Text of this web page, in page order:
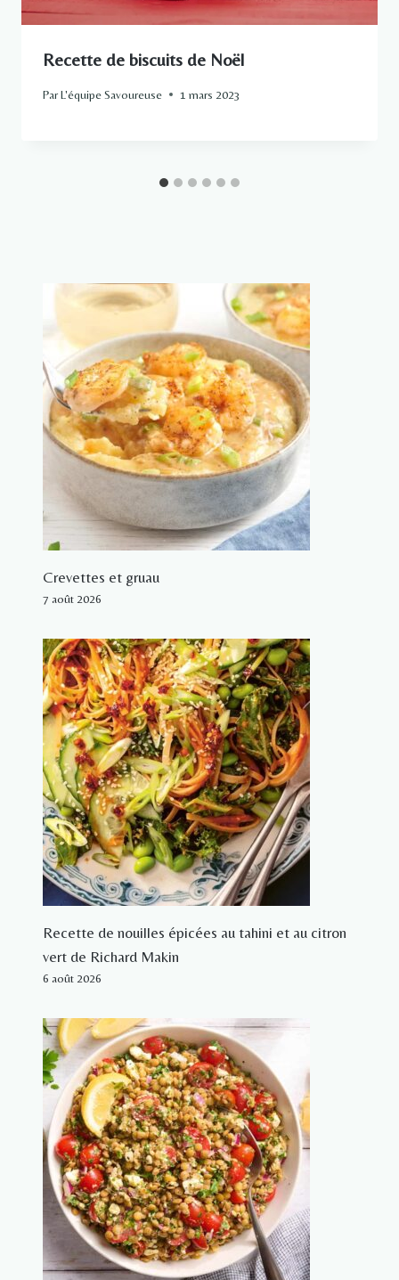
Recette de biscuits de Noël
ParL'équipe Savoureuse 1 mars 2023
Crevettes et gruau
7 août 2026
Recette de nouilles épicées au tahini et au citron
vert de Richard Makin
6 août 2026